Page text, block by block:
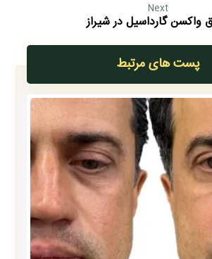
Next
واکسن گارداسیل در شیراز
پست های مرتبط